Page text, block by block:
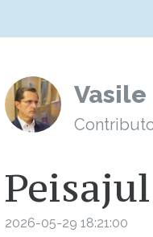
Vasile
2026-05-29 18:21:00